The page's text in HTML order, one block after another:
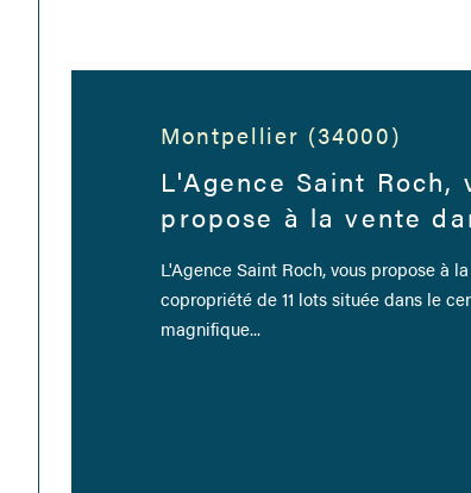
Montpellier (34000)
L'Agence Saint Roch,
propose à la vente
L'Agence Saint Roch, vous propose à
copropriété de 11 lots située dans le
magnifique...